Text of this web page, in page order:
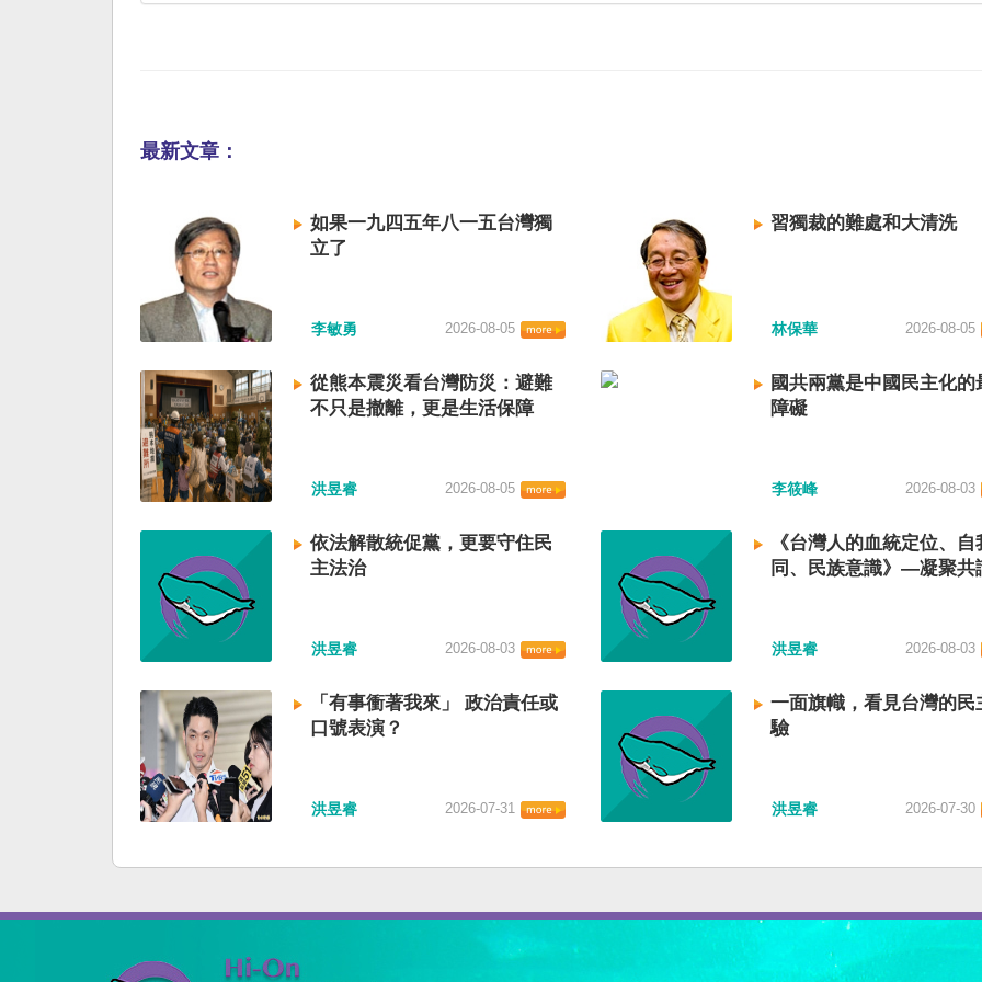
最新文章：
如果一九四五年八一五台灣獨
立了
李敏勇 2026-08-05
習獨裁的難處和大清洗
林保華 2026-08-05
從熊本震災看台灣防災：避難
不只是撤離，更是生活保障
洪昱睿 2026-08-05
國共兩黨是中國民主化的
障礙
李筱峰 2026-08-03
依法解散統促黨，更要守住民
主法治
洪昱睿 2026-08-03
《台灣人的血統定位、自
同、民族意識》—凝聚共
洪昱睿 2026-08-03
「有事衝著我來」 政治責任或
口號表演？
洪昱睿 2026-07-31
一面旗幟，看見台灣的民
驗
洪昱睿 2026-07-30